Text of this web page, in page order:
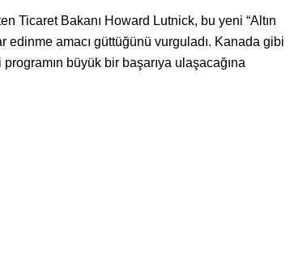
Ticaret Bakanı Howard Lutnick, bu yeni “Altın
edinme amacı güttüğünü vurguladı. Kanada gibi
büyük bir başarıya ulaşacağına